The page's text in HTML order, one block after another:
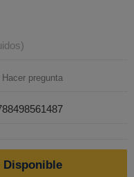
Hacer pregunta
Disponible